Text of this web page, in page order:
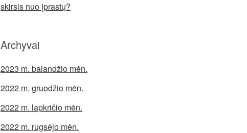
skirsis nuo įprastų?
Archyvai
2023 m. balandžio mėn.
2022 m. gruodžio mėn.
2022 m. lapkričio mėn.
2022 m. rugsėjo mėn.